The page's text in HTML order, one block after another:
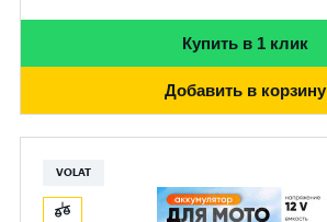
Купить в 1 клик
Добавить в корзину
VOLAT